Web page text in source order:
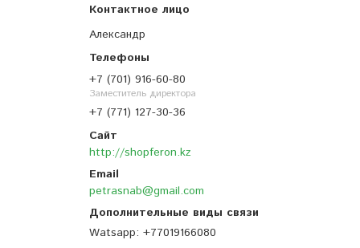
Александр
+7 (701) 916-60-80
Заместитель директора
+7 (771) 127-30-36
http://shopferon.kz
petrasnab@gmail.com
Watsapp +77019166080